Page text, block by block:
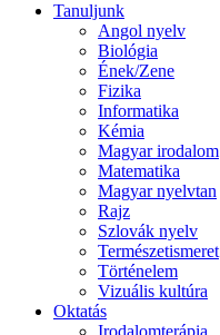
Tanuljunk
Angol nyelv
Biológia
Ének/Zene
Fizika
Informatika
Kémia
Magyar irodalom
Matematika
Magyar nyelvtan
Rajz
Szlovák nyelv
Természetismeret
Történelem
Vizuális kultúra
Oktatás
Irodalomterápia